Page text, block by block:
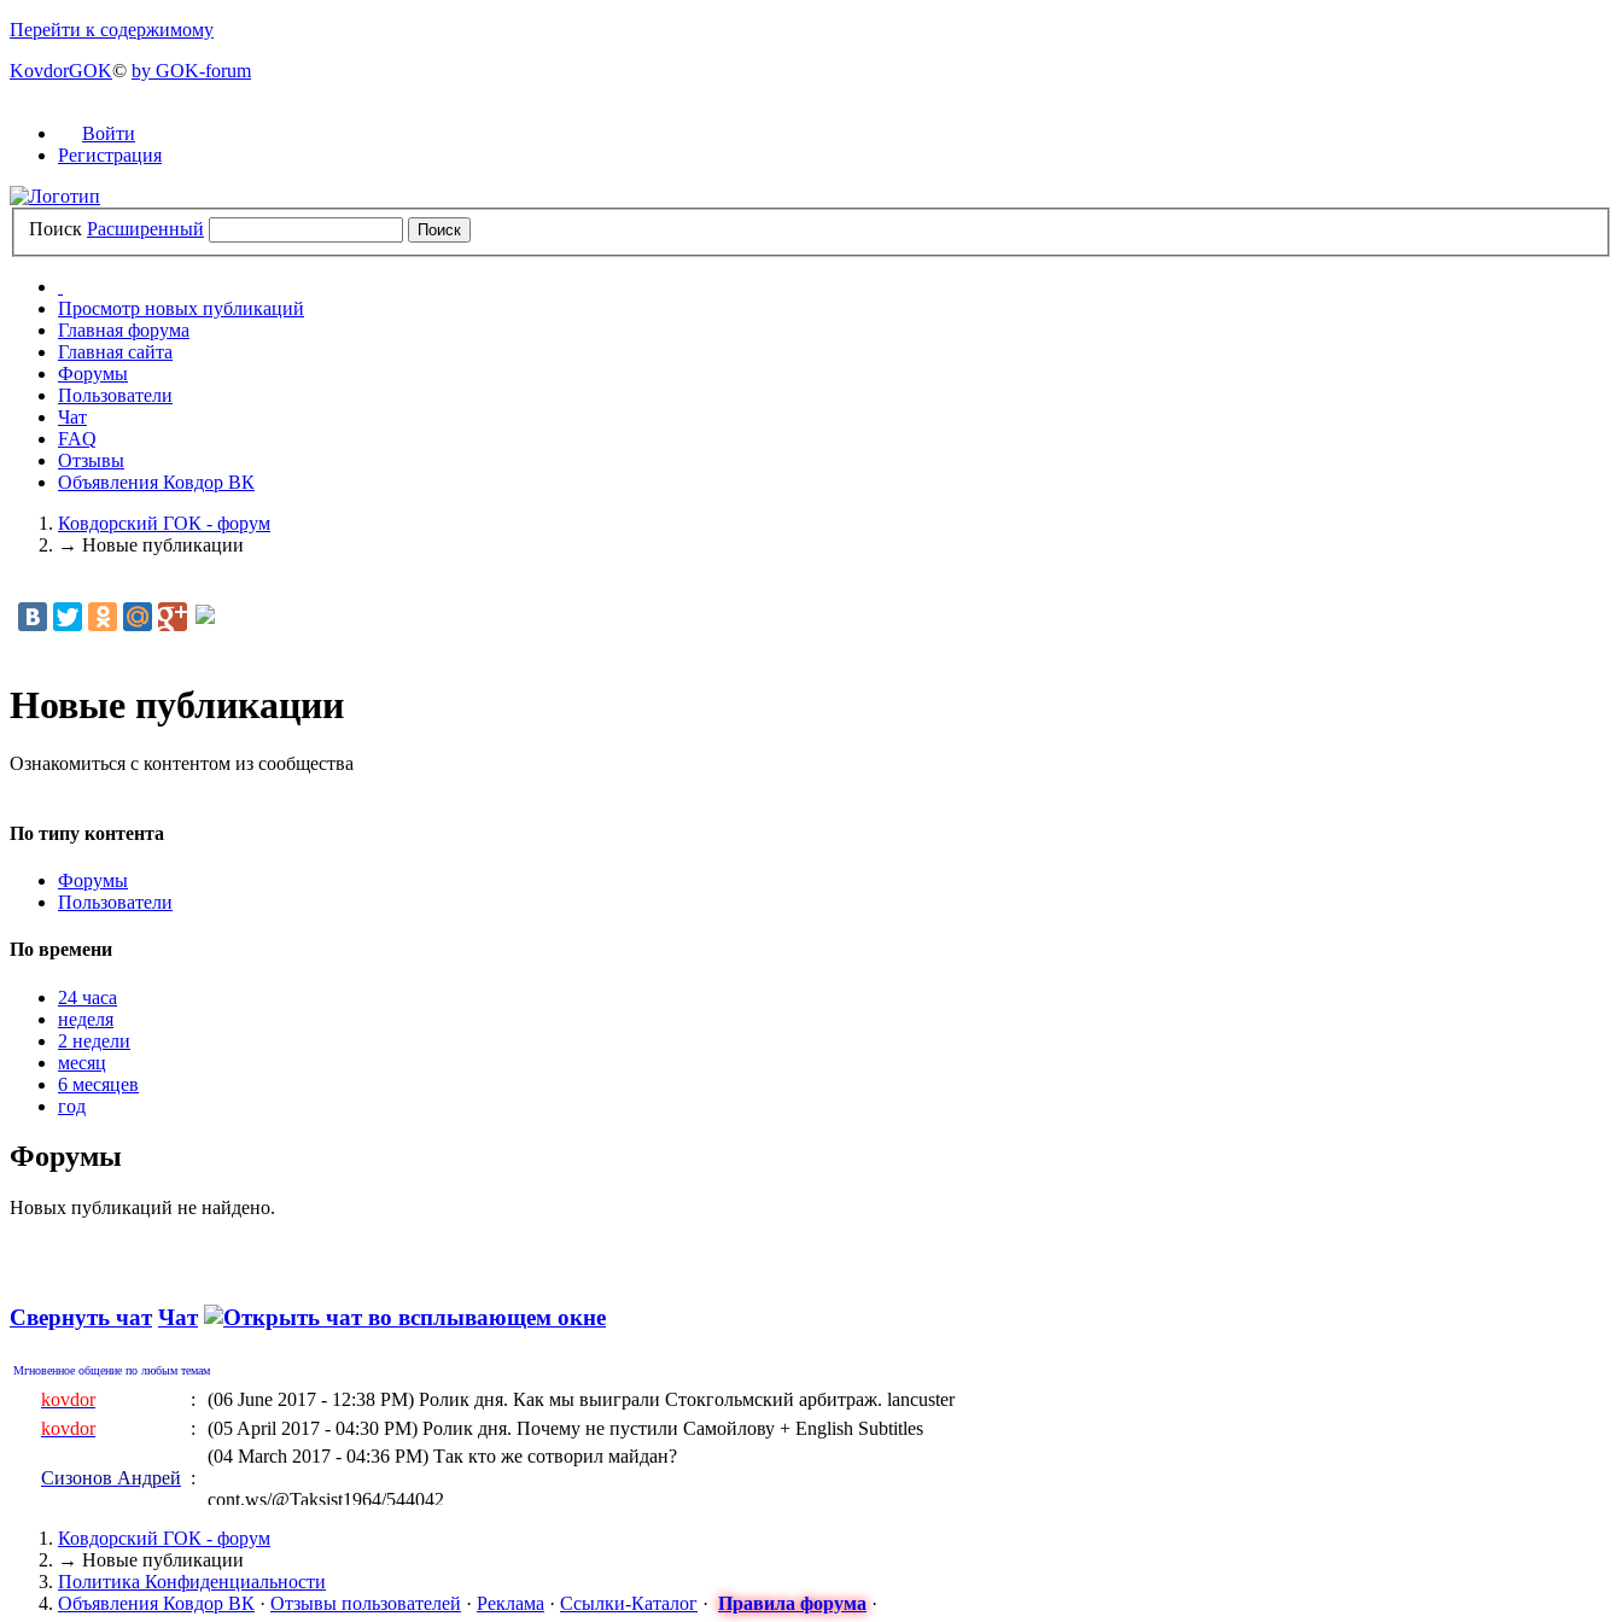
Перейти к содержимому
KovdorGOK© by GOK-forum
Войти
Регистрация
Поиск Расширенный
Просмотр новых публикаций
Главная форума
Главная сайта
Форумы
Пользователи
Чат
FAQ
Отзывы
Объявления Ковдор ВК
Ковдорский ГОК - форум
→ Новые публикации
Новые публикации
Ознакомиться с контентом из сообщества
По типу контента
Форумы
Пользователи
По времени
24 часа
неделя
2 недели
месяц
6 месяцев
год
Форумы
Новых публикаций не найдено.
Свернуть чат Чат
Мгновенное общение по любым темам
kovdor : (06 June 2017 - 12:38 PM) Ролик дня. Как мы выиграли Стокгольмский арбитраж. lancuster
kovdor
: (05 April 2017 - 04:30 PM) Ролик дня. Почему не пустили Самойлову + English Subtitles
Сизонов Андрей :
(04 March 2017 - 04:36 PM) Так кто же сотворил майдан?
cont.ws/@Taksist1964/544042
kovdor
: (04 March 2017 - 01:06 AM)
kovdor
: (15 February 2017 - 10:32 PM)
kovdor
: (05 January 2017 - 07:17 PM)
kovdor
: (19 December 2016 - 08:13 PM) Дороги карьера в постоянном уходе
Ковдорский ГОК - форум
→ Новые публикации
Политика Конфиденциальности
Объявления Ковдор ВК · Отзывы пользователей · Реклама · Ссылки-Каталог · Правила форума·